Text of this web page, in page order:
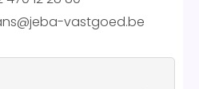
vastgoed.be